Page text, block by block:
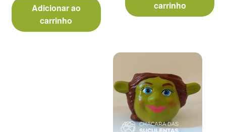
Kits
Adicionar ao
carrinho
carrinho